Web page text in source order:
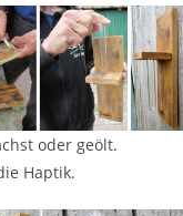
oder geölt.
Haptik.